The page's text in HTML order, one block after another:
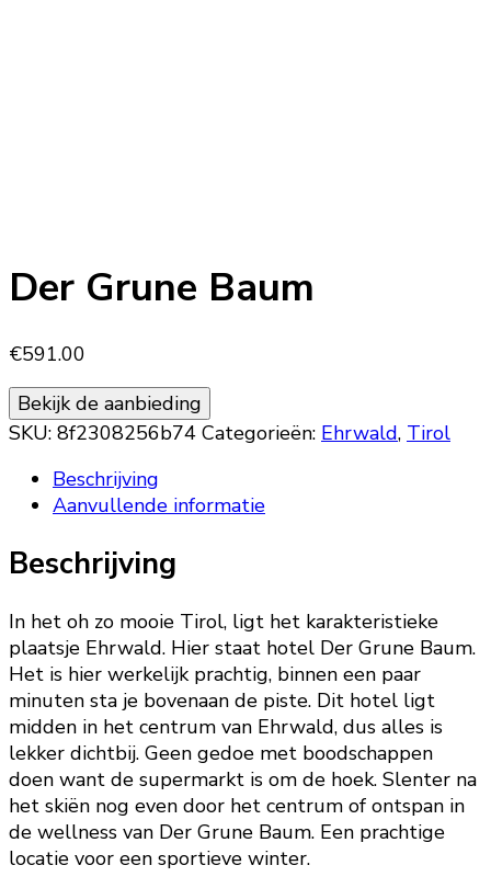
Der Grune Baum
€591.00
Bekijk de aanbieding
SKU: 8f2308256b74 Categorieën: Ehrwald, Tirol
Beschrijving
Aanvullende informatie
Beschrijving
In het oh zo mooie Tirol, ligt het karakteristieke
plaatsje Ehrwald. Hier staat hotel Der Grune Baum.
Het is hier werkelijk prachtig, binnen een paar
minuten sta je bovenaan de piste. Dit hotel ligt
midden in het centrum van Ehrwald, dus alles is
lekker dichtbij. Geen gedoe met boodschappen
doen want de supermarkt is om de hoek. Slenter na
het skiën nog even door het centrum of ontspan in
de wellness van Der Grune Baum. Een prachtige
locatie voor een sportieve winter.